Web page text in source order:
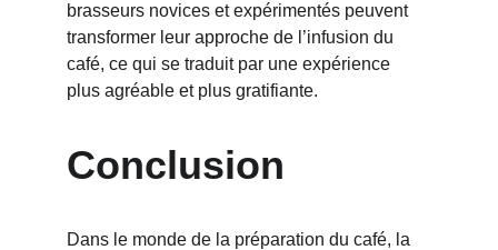
brasseurs novices et expérimentés peuvent
transformer leur approche de l’infusion du
café, ce qui se traduit par une expérience
plus agréable et plus gratifiante.
Conclusion
Dans le monde de la préparation du café, la